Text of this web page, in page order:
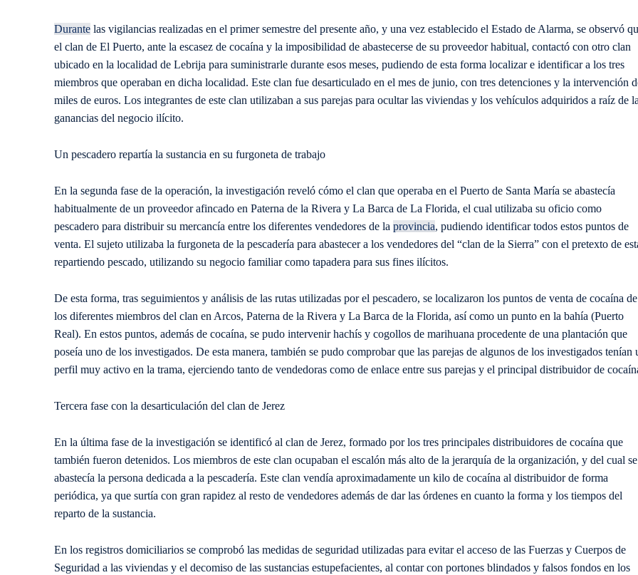
Durante las vigilancias realizadas en el primer semestre del presente año, y una vez establecido el Estado de Alarma, se observó
el clan de El Puerto, ante la escasez de cocaína y la imposibilidad de abastecerse de su proveedor habitual, contactó con otro clan
ubicado en la localidad de Lebrija para suministrarle durante esos meses, pudiendo de esta forma localizar e identificar a los tres
miembros que operaban en dicha localidad. Este clan fue desarticulado en el mes de junio, con tres detenciones y la intervención
miles de euros. Los integrantes de este clan utilizaban a sus parejas para ocultar las viviendas y los vehículos adquiridos a raíz de
ganancias del negocio ilícito.
Un pescadero repartía la sustancia en su furgoneta de trabajo
En la segunda fase de la operación, la investigación reveló cómo el clan que operaba en el Puerto de Santa María se abastecía
habitualmente de un proveedor afincado en Paterna de la Rivera y La Barca de La Florida, el cual utilizaba su oficio como
pescadero para distribuir su mercancía entre los diferentes vendedores de la provincia, pudiendo identificar todos estos puntos de
venta. El sujeto utilizaba la furgoneta de la pescadería para abastecer a los vendedores del “clan de la Sierra” con el pretexto de
repartiendo pescado, utilizando su negocio familiar como tapadera para sus fines ilícitos.
De esta forma, tras seguimientos y análisis de las rutas utilizadas por el pescadero, se localizaron los puntos de venta de cocaína de
los diferentes miembros del clan en Arcos, Paterna de la Rivera y La Barca de la Florida, así como un punto en la bahía (Puerto
Real). En estos puntos, además de cocaína, se pudo intervenir hachís y cogollos de marihuana procedente de una plantación que
poseía uno de los investigados. De esta manera, también se pudo comprobar que las parejas de algunos de los investigados tenían
perfil muy activo en la trama, ejerciendo tanto de vendedoras como de enlace entre sus parejas y el principal distribuidor de
Tercera fase con la desarticulación del clan de Jerez
En la última fase de la investigación se identificó al clan de Jerez, formado por los tres principales distribuidores de cocaína que
también fueron detenidos. Los miembros de este clan ocupaban el escalón más alto de la jerarquía de la organización, y del cual se
abastecía la persona dedicada a la pescadería. Este clan vendía aproximadamente un kilo de cocaína al distribuidor de forma
periódica, ya que surtía con gran rapidez al resto de vendedores además de dar las órdenes en cuanto la forma y los tiempos del
reparto de la sustancia.
En los registros domiciliarios se comprobó las medidas de seguridad utilizadas para evitar el acceso de las Fuerzas y Cuerpos de
Seguridad a las viviendas y el decomiso de las sustancias estupefacientes, al contar con portones blindados y falsos fondos en los